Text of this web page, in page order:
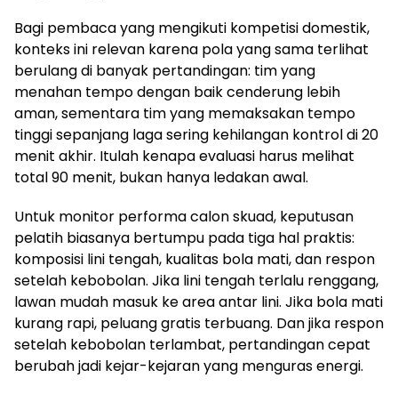
Bagi pembaca yang mengikuti kompetisi domestik,
konteks ini relevan karena pola yang sama terlihat
berulang di banyak pertandingan: tim yang
menahan tempo dengan baik cenderung lebih
aman, sementara tim yang memaksakan tempo
tinggi sepanjang laga sering kehilangan kontrol di 20
menit akhir. Itulah kenapa evaluasi harus melihat
total 90 menit, bukan hanya ledakan awal.
Untuk monitor performa calon skuad, keputusan
pelatih biasanya bertumpu pada tiga hal praktis:
komposisi lini tengah, kualitas bola mati, dan respon
setelah kebobolan. Jika lini tengah terlalu renggang,
lawan mudah masuk ke area antar lini. Jika bola mati
kurang rapi, peluang gratis terbuang. Dan jika respon
setelah kebobolan terlambat, pertandingan cepat
berubah jadi kejar-kejaran yang menguras energi.